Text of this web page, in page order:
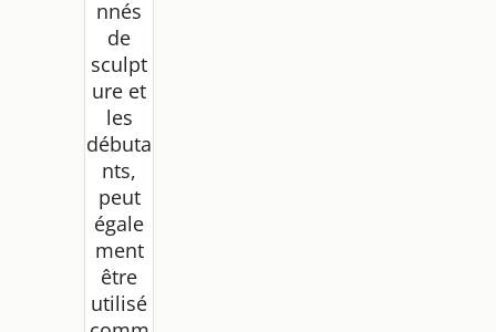
nnés
de
sculpt
ure et
les
débuta
nts,
peut
égale
ment
être
utilisé